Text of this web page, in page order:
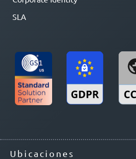
SLA
Ubicaciones